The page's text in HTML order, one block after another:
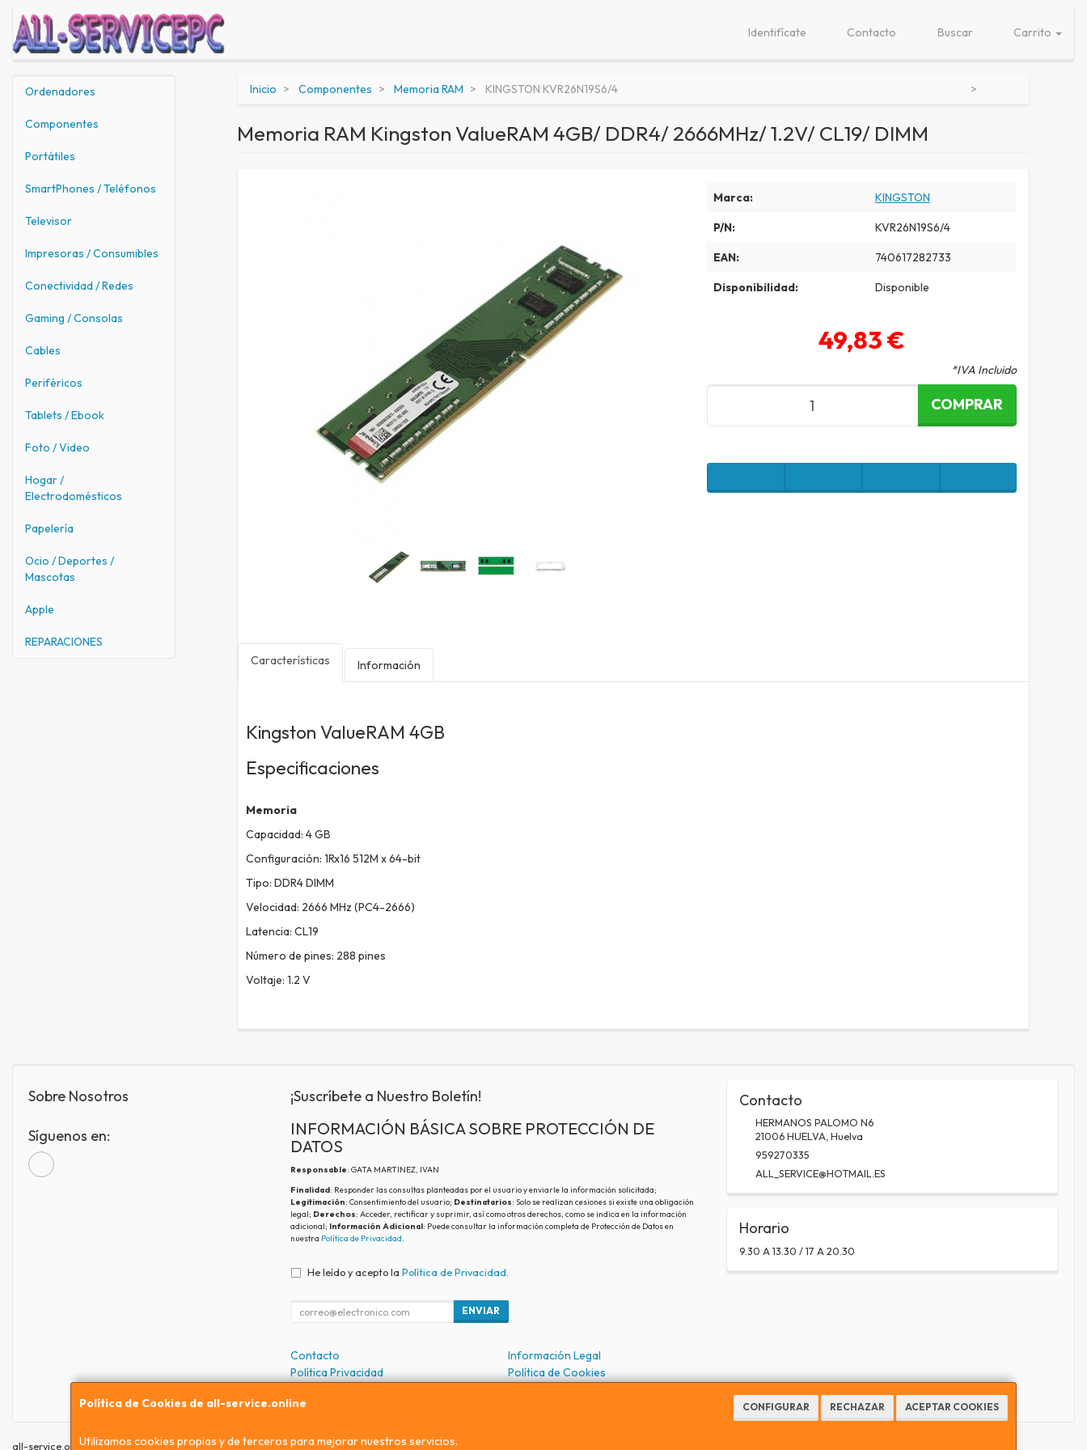
Identifícate Contacto Buscar Carrito
Ordenadores
Componentes
Portátiles
SmartPhones / Teléfonos
Televisor
Impresoras / Consumibles
Conectividad / Redes
Gaming / Consolas
Cables
Periféricos
Tablets / Ebook
Foto / Video
Hogar /
Electrodomésticos
Papelería
Ocio / Deportes /
Mascotas
Apple
REPARACIONES
Inicio Componentes Memoria RAM KINGSTON KVR26N19S6/4
Memoria RAM Kingston ValueRAM 4GB/ DDR4/ 2666MHz/ 1.2V/ CL19/ DIMM
Marca: KINGSTON
P/N: KVR26N19S6/4
EAN: 740617282733
Disponibilidad: Disponible
49,83 €
*IVA Incluido
COMPRAR
Características Información
Kingston ValueRAM 4GB
Especificaciones
Memoria
Capacidad: 4 GB
Configuración: 1Rx16 512M x 64-bit
Tipo: DDR4 DIMM
Velocidad: 2666 MHz (PC4-2666)
Latencia: CL19
Número de pines: 288 pines
Voltaje: 1.2 V
Política de Cookies de all-service.online CONFIGURAR RECHAZAR ACEPTAR COOKIES
Utilizamos cookies propias y de terceros para mejorar nuestros servicios.
Sobre Nosotros
Síguenos en:
¡Suscríbete a Nuestro Boletín!
INFORMACIÓN BÁSICA SOBRE PROTECCIÓN DE
DATOS
Responsable: GATA MARTINEZ, IVAN
Finalidad: Responder las consultas planteadas por el usuario y enviarle la información solicitada;
Legitimación: Consentimiento del usuario; Destinatarios: Solo se realizan cesiones si existe una obligación
legal; Derechos: Acceder, rectificar y suprimir, así como otros derechos, como se indica en la información
adicional; Información Adicional: Puede consultar la información completa de Protección de Datos en
nuestra Política de Privacidad.
He leído y acepto la Política de Privacidad.
ENVIAR
Contacto
Información Legal
Política Privacidad
Política de Cookies
Contacto
HERMANOS PALOMO N6
21006 HUELVA,Huelva
959270335
ALL_SERVICE@HOTMAIL.ES
Horario
9.30 A 13.30 / 17 A 20.30
all-service.online © 2026